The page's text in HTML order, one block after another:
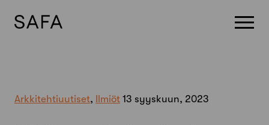
Arkkitehtiuutiset, Ilmiöt 13 syyskuun, 2023